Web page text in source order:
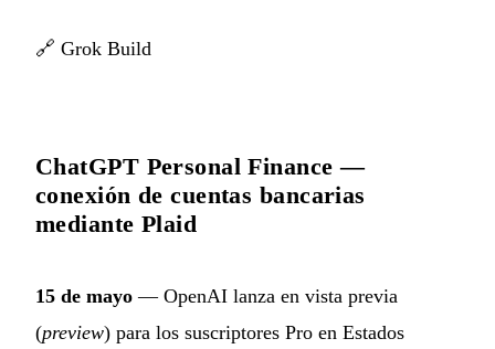
🔗 Grok Build
ChatGPT Personal Finance —
conexión de cuentas bancarias
mediante Plaid
15 de mayo — OpenAI lanza en vista previa
(preview) para los suscriptores Pro en Estados